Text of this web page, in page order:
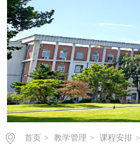
首页 > 教学管理 > 课程安排 >